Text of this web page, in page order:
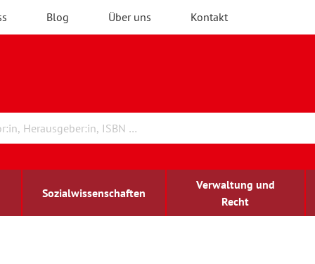
Blog Über uns Kontakt
Sozialwissenschaften
Verwaltung und
Recht